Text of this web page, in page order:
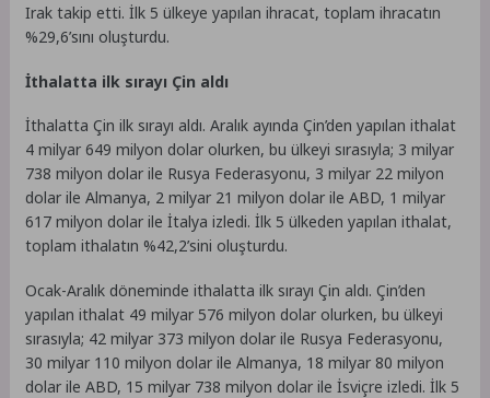
Irak takip etti. İlk 5 ülkeye yapılan ihracat, toplam ihracatın
%29,6’sını oluşturdu.
İthalatta ilk sırayı Çin aldı
İthalatta Çin ilk sırayı aldı. Aralık ayında Çin’den yapılan ithalat
4 milyar 649 milyon dolar olurken, bu ülkeyi sırasıyla; 3 milyar
738 milyon dolar ile Rusya Federasyonu, 3 milyar 22 milyon
dolar ile Almanya, 2 milyar 21 milyon dolar ile ABD, 1 milyar
617 milyon dolar ile İtalya izledi. İlk 5 ülkeden yapılan ithalat,
toplam ithalatın %42,2’sini oluşturdu.
Ocak-Aralık döneminde ithalatta ilk sırayı Çin aldı. Çin’den
yapılan ithalat 49 milyar 576 milyon dolar olurken, bu ülkeyi
sırasıyla; 42 milyar 373 milyon dolar ile Rusya Federasyonu,
30 milyar 110 milyon dolar ile Almanya, 18 milyar 80 milyon
dolar ile ABD, 15 milyar 738 milyon dolar ile İsviçre izledi. İlk 5